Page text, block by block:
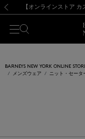
【夏季休業に伴う
熊本県を中心とした
【開催中】
【夏季休業に伴う
BARNEYS NEW YORK ONLINE
メンズウェア
ニット・セータ